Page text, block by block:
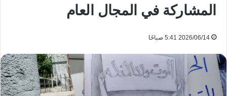
المشاركة في المجال العام
2026/06/14 5:41 صباحًا